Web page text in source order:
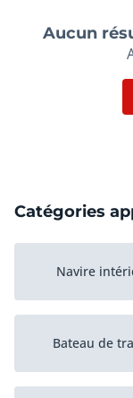
Aucun
Catégories
Navire
Bateau de